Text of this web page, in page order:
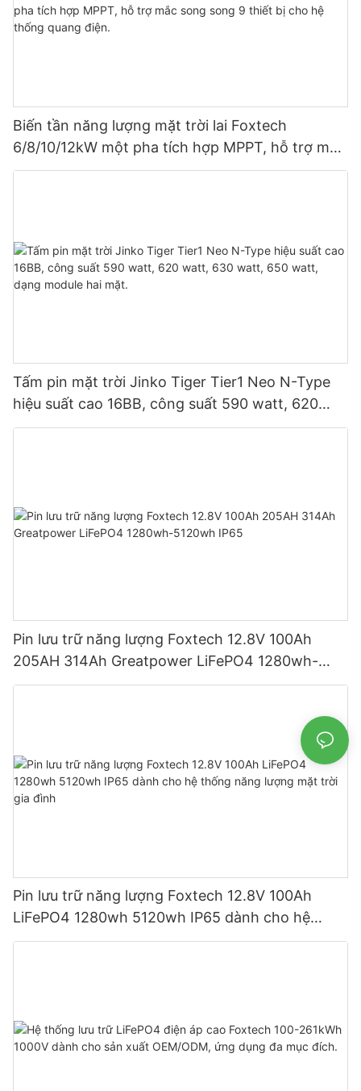
Biến tần năng lượng mặt trời lai Foxtech
6/8/10/12kW một pha tích hợp MPPT, hỗ trợ mắc
song song 9 thiết bị cho hệ thống quang điện.
Tấm pin mặt trời Jinko Tiger Tier1 Neo N-Type
hiệu suất cao 16BB, công suất 590 watt, 620
watt, 630 watt, 650 watt, dạng module hai mặt.
Pin lưu trữ năng lượng Foxtech 12.8V 100Ah
205AH 314Ah Greatpower LiFePO4 1280wh-
5120wh IP65
Pin lưu trữ năng lượng Foxtech 12.8V 100Ah
LiFePO4 1280wh 5120wh IP65 dành cho hệ
thống năng lượng mặt trời gia đình